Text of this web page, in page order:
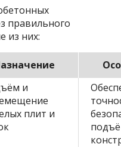
правильного
из них:
и
плит и